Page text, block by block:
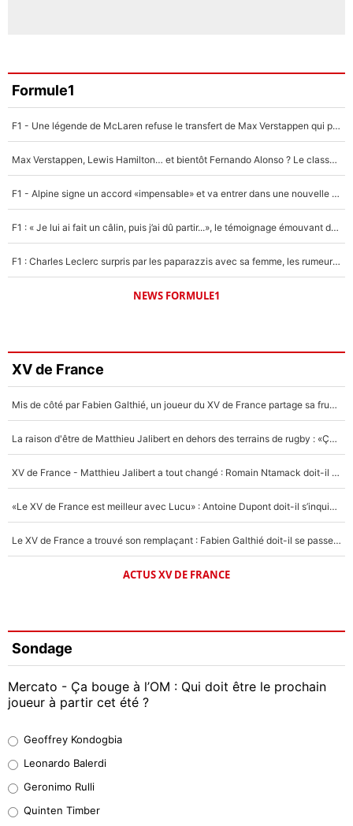
Formule1
F1 - Une légende de McLaren refuse le transfert de Max Verstappen qui pourrait «faire des vagues» et plomber l'ambiance dans l'équipe
Max Verstappen, Lewis Hamilton… et bientôt Fernando Alonso ? Le classement des pilotes les mieux payés en Formule 1 risque de changer !
F1 - Alpine signe un accord «impensable» et va entrer dans une nouvelle dimension : Grande nouvelle pour Pierre Gasly !
F1 : « Je lui ai fait un câlin, puis j’ai dû partir...», le témoignage émouvant de Max Verstappen sur sa fille
F1 : Charles Leclerc surpris par les paparazzis avec sa femme, les rumeurs étaient vraies !
NEWS FORMULE1
XV de France
Mis de côté par Fabien Galthié, un joueur du XV de France partage sa frustration : «ils ne me l’ont pas dit tout de suite»
La raison d'être de Matthieu Jalibert en dehors des terrains de rugby : «Ça m'atteint autant que si tu touches à un membre de ma famille»
XV de France - Matthieu Jalibert a tout changé : Romain Ntamack doit-il s’inquiéter pour sa place à un an de la Coupe du monde ?
«Le XV de France est meilleur avec Lucu» : Antoine Dupont doit-il s’inquiéter pour sa place ?
Le XV de France a trouvé son remplaçant : Fabien Galthié doit-il se passer d'Antoine Dupont ?
ACTUS XV DE FRANCE
Sondage
Mercato - Ça bouge à l’OM : Qui doit être le prochain
joueur à partir cet été ?
38%
32%
Geoffrey Kondogbia
Leonardo Balerdi
Geronimo Rulli
Quinten Timber